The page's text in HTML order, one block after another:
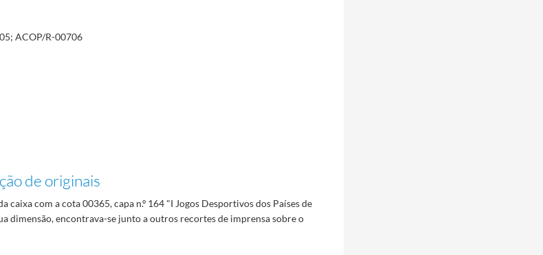
ACOP/R-00706
de originais
caixa com a cota 00365, capa n.º 164 "I Jogos Desportivos dos Países de
dimensão, encontrava-se junto a outros recortes de imprensa sobre o